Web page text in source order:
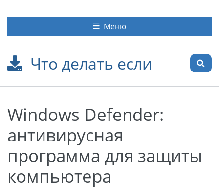
Что делать если
Меню
Windows Defender:
антивирусная
программа для защиты
компьютера